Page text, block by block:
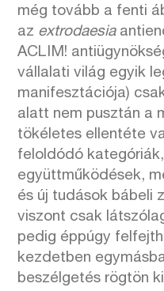
még tovább a fenti
az extrodaesia
ACLIM!
vállalati világ egyik
manifesztációja)
alatt nem pusztán a
tökéletes ellentéte
feloldódó
együttműködések,
és új tudások bábeli
viszont csak
pedig éppúgy
kezdetben
beszélgetés rögtön